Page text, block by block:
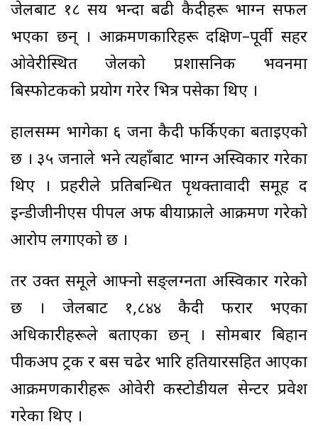
जेलबाट १८ सय भन्दा बढी कैदीहरू भाग्न सफल
भएका छन् । आक्रमणकारिहरू दक्षिण–पूर्वी सहर
ओवेरीस्थित जेलको प्रशासनिक भवनमा
बिस्फोटकको प्रयोग गरेर भित्र पसेका थिए ।
हालसम्म भागेका ६ जना कैदी फर्किएका बताइएको
छ । ३५ जनाले भने त्यहाँबाट भाग्न अस्विकार गरेका
थिए । प्रहरीले प्रतिबन्धित पृथक्तावादी समूह द
इन्डीजीनीएस पीपल अफ बीयाफ्राले आक्रमण गरेको
आरोप लगाएको छ ।
तर उक्त समूले आफ्नो सङ्लग्नता अस्विकार गरेको
छ । जेलबाट १,८४४ कैदी फरार भएका
अधिकारीहरूले बताएका छन् । सोमबार बिहान
पीकअप ट्रक र बस चढेर भारि हतियारसहित आएका
आक्रमणकारीहरू ओवेरी कस्टोडीयल सेन्टर प्रवेश
गरेका थिए ।